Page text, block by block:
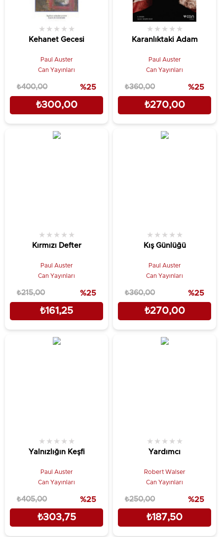
Kehanet Gecesi
★ ★ ★ ★ ★
Paul Auster
Can Yayınları
₺300,00
₺400,00 %25
Karanlıktaki Adam
★ ★ ★ ★ ★
Paul Auster
Can Yayınları
₺270,00
₺360,00 %25
Kırmızı Defter
★ ★ ★ ★ ★
Paul Auster
Can Yayınları
₺161,25
₺215,00 %25
Kış Günlüğü
★ ★ ★ ★ ★
Paul Auster
Can Yayınları
₺270,00
₺360,00 %25
Yalnızlığın Keşfi
★ ★ ★ ★ ★
Paul Auster
Can Yayınları
₺303,75
₺405,00 %25
Yardımcı
★ ★ ★ ★ ★
Robert Walser
Can Yayınları
₺187,50
₺250,00 %25